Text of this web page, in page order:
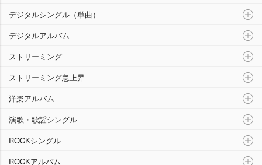
デジタルシングル（単曲）
デジタルアルバム
ストリーミング
ストリーミング急上昇
洋楽アルバム
演歌・歌謡シングル
ROCKシングル
ROCKアルバム